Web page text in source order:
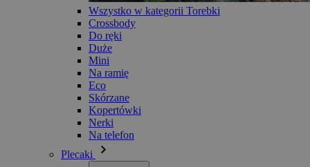
Wszystko w kategorii Torebki
Crossbody
Do ręki
Duże
Mini
Na ramię
Eco
Skórzane
Kopertówki
Nerki
Na telefon
Plecaki